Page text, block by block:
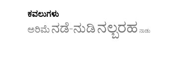
ಕವಲುಗಳು
ಅರಿಮೆನಡೆ-ನುಡಿನಲ್ಬರಹ ನಾಡು